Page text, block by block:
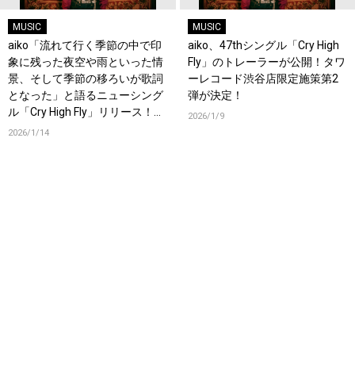
MUSIC
aiko「流れて行く季節の中で印
象に残った夜空や雨といった情
景、そして季節の移ろいが歌詞
となった」と語るニューシング
ル「Cry High Fly」リリース！オ
フィシャルインタビューも公
2026/1/14
MUSIC
aiko、47thシングル「Cry High
Fly」のトレーラーが公開！タワ
ーレコード渋谷店限定施策第2
弾が決定！
2026/1/9